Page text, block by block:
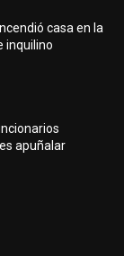
casa en la
inquilino
apuñalar